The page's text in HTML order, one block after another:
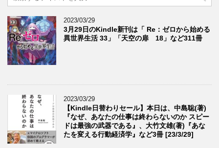
2023/03/29
3月29日のKindle新刊は「 Re：ゼロから始める
異世界生活 33」「天空の扉 18」など311冊
2023/03/29
【Kindle日替わりセール】本日は、中島聡(著)
『なぜ、あなたの仕事は終わらないのか スピー
ドは最強の武器である』、大竹文雄(著)『あな
たを変える行動経済学』など3冊 [23/3/29]